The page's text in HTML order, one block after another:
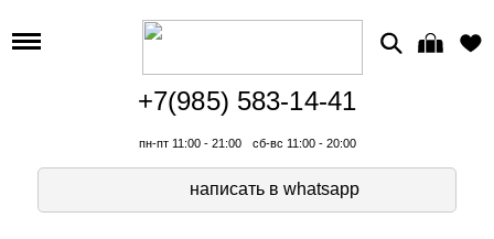
+7(985) 583-14-41
пн-пт 11:00 - 21:00 сб-вс 11:00 - 20:00
написать в whatsapp